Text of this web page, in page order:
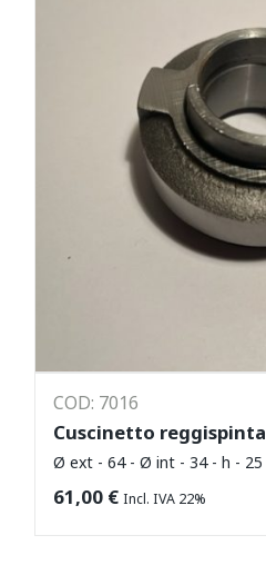
COD: 7016
Cuscinetto reggispinta
Ø ext - 64 - Ø int - 34 - h - 25
61,00 € Incl. IVA 22%